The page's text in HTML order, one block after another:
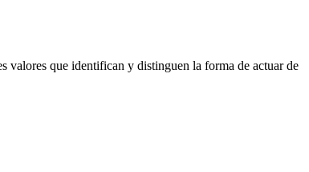
valores que identifican y distinguen la forma de actuar de